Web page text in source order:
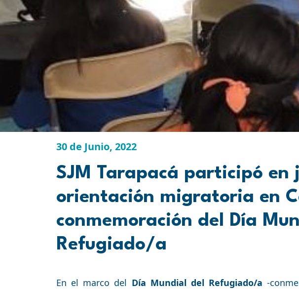
30 de Junio, 2022
SJM Tarapacá participó en
orientación migratoria en
conmemoración del Día
Refugiado/a
En el marco del Día Mundial del Refugiado/a -